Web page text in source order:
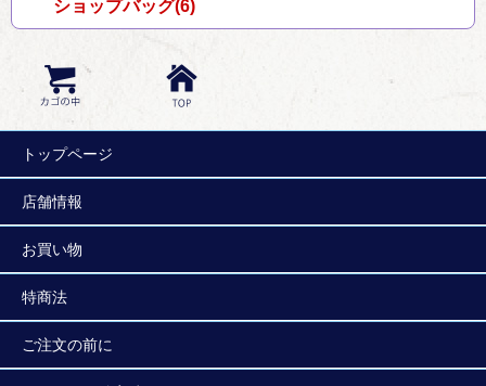
ショップバッグ(6)
トップページ
店舗情報
お買い物
特商法
ご注文の前に